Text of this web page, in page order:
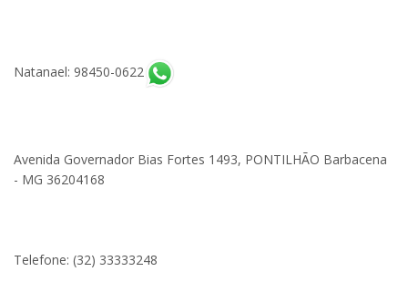
Natanael: 98450-0622
Avenida Governador Bias Fortes 1493, PONTILHÃO Barbacena
- MG 36204168
Telefone: (32) 33333248